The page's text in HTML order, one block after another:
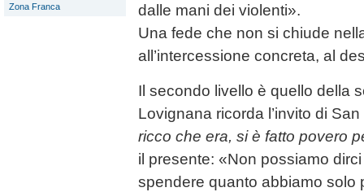
Zona Franca
dalle mani dei violenti».
Una fede che non si chiude
all’intercessione concreta, al
Il secondo livello è quello della
Lovignana ricorda l’invito di
ricco che era, si è fatto povero
il presente: «Non possiamo
spendere quanto abbiamo solo